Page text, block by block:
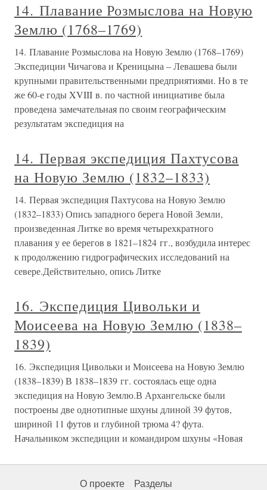
14. Плавание Розмыслова на Новую
Землю (1768–1769)
14. Плавание Розмыслова на Новую Землю (1768–1769)
Экспедиции Чичагова и Креницына – Левашева были
крупными правительственными предприятиями. Но в те
же 60-е годы XVIII в. по частной инициативе была
проведена замечательная по своим географическим
результатам экспедиция на
14. Первая экспедиция Пахтусова
на Новую Землю (1832–1833)
14. Первая экспедиция Пахтусова на Новую Землю
(1832–1833) Опись западного берега Новой Земли,
произведенная Литке во время четырехкратного
плавания у ее берегов в 1821–1824 гг., возбудила интерес
к продолжению гидрографических исследований на
севере.Действительно, опись Литке
16. Экспедиция Цивольки и
Моисеева на Новую Землю (1838–
1839)
16. Экспедиция Цивольки и Моисеева на Новую Землю
(1838–1839) В 1838–1839 гг. состоялась еще одна
экспедиция на Новую Землю.В Архангельске были
построены две однотипные шхуны длиной 39 футов,
шириной 11 футов и глубиной трюма 4? фута.
Начальником экспедиции и командиром шхуны «Новая
О проекте Разделы